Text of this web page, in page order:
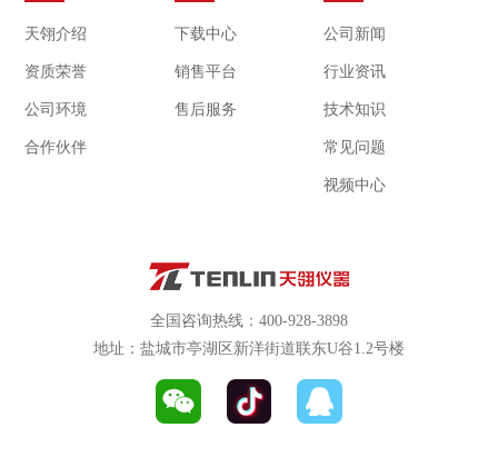
天翎介绍
资质荣誉
公司环境
合作伙伴
下载中心
销售平台
售后服务
公司新闻
行业资讯
技术知识
常见问题
视频中心
全国咨询热线：400-928-3898
地址：盐城市亭湖区新洋街道联东U谷1.2号楼